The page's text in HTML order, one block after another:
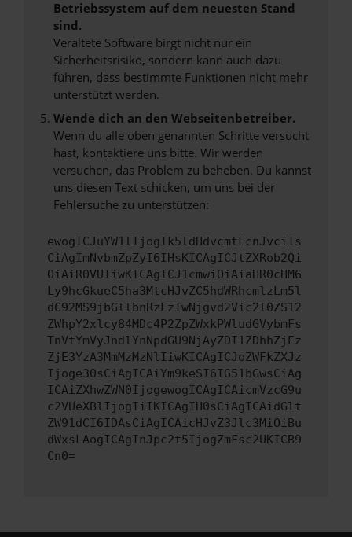
Betriebssystem auf dem neuesten Stand
sind.
Veraltete Software birgt nicht nur ein
Sicherheitsrisiko, sondern kann auch dazu
führen, dass bestimmte Funktionen nicht mehr
unterstützt werden.
Wende dich an den Webseitenbetreiber.
Wenn du alle oben genannten Schritte versucht
hast, kontaktiere uns bitte. Wir werden
versuchen, das Problem zu beheben. Du kannst
uns diesen Text schicken, um uns bei der
Fehlersuche zu unterstützen:
ewogICJuYW1lIjogIk5ldHdvcmtFcnJvciIs
CiAgImNvbmZpZyI6IHsKICAgICJtZXRob2Qi
OiAiR0VUIiwKICAgICJ1cmwiOiAiaHR0cHM6
Ly9hcGkueC5ha3MtcHJvZC5hdWRhcmlzLm5l
dC92MS9jbGllbnRzLzIwNjgvd2Vic2l0ZS12
ZWhpY2xlcy84MDc4P2ZpZWxkPWludGVybmFs
TnVtYmVyJndlYnNpdGU9NjAyZDI1ZDhhZjEz
ZjE3YzA3MmMzMzNlIiwKICAgICJoZWFkZXJz
Ijoge30sCiAgICAiYm9keSI6IG51bGwsCiAg
ICAiZXhwZWN0IjogewogICAgICAicmVzcG9u
c2VUeXBlIjogIiIKICAgIH0sCiAgICAidGlt
ZW91dCI6IDAsCiAgICAicHJvZ3Jlc3MiOiBu
dWxsLAogICAgInJpc2t5IjogZmFsc2UKICB9
Cn0=